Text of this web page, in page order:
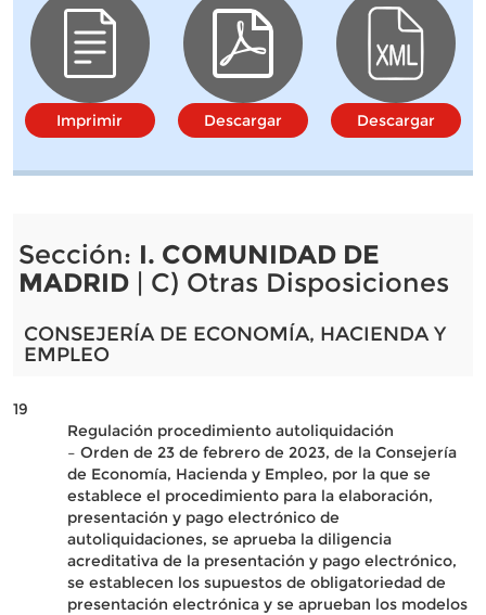
Imprimir Descargar Descargar
Sección: I. COMUNIDAD DE
MADRID| C) Otras Disposiciones
CONSEJERÍA DE ECONOMÍA, HACIENDA Y
EMPLEO
19
Regulación procedimiento autoliquidación
– Orden de 23 de febrero de 2023, de la Consejería
de Economía, Hacienda y Empleo, por la que se
establece el procedimiento para la elaboración,
presentación y pago electrónico de
autoliquidaciones, se aprueba la diligencia
acreditativa de la presentación y pago electrónico,
se establecen los supuestos de obligatoriedad de
presentación electrónica y se aprueban los modelos